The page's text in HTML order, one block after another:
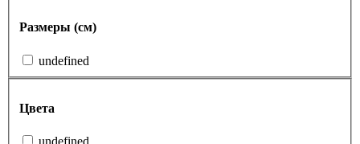
Размеры (см)
undefined
Цвета
undefined